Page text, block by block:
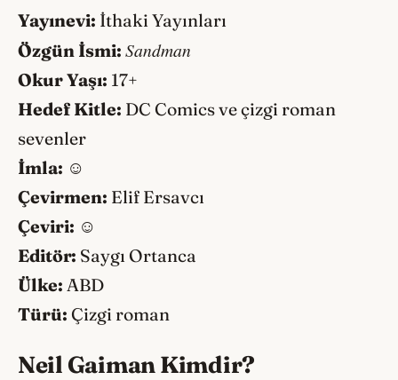
Yayınevi: İthaki Yayınları
Özgün İsmi: Sandman
Okur Yaşı: 17+
Hedef Kitle: DC Comics ve çizgi roman
sevenler
İmla: ☺️
Çevirmen: Elif Ersavcı
Çeviri: ☺️
Editör: Saygı Ortanca
Ülke: ABD
Türü: Çizgi roman
Neil Gaiman Kimdir?